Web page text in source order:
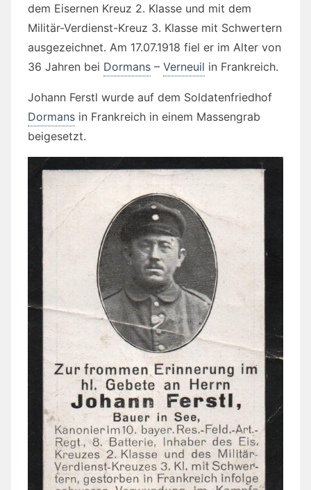
dem Eisernen Kreuz 2. Klasse und mit dem
Militär-Verdienst-Kreuz 3. Klasse mit Schwertern
ausgezeichnet. Am 17.07.1918 fiel er im Alter von
36 Jahren bei Dormans – Verneuil in Frankreich.
Johann Ferstl wurde auf dem Soldatenfriedhof
Dormans in Frankreich in einem Massengrab
beigesetzt.